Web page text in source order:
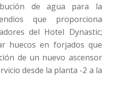
de agua para la
que proporciona
del Hotel Dynastic;
huecos en forjados que
de un nuevo ascensor
desde la planta -2 a la